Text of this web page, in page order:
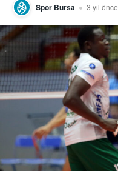
Spor Bursa 3 yıl önce